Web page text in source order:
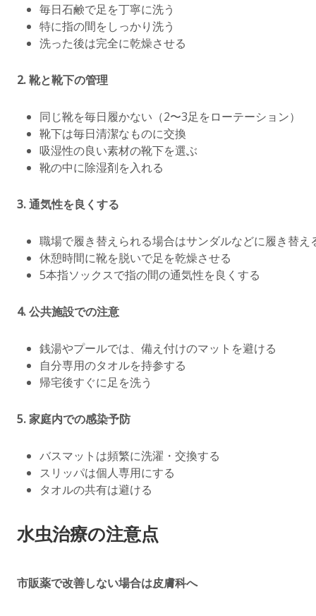
毎日石鹸で足を丁寧に洗う
特に指の間をしっかり洗う
洗った後は完全に乾燥させる
2.靴と靴下の管理
同じ靴を毎日履かない（2〜3足をローテーション）
靴下は毎日清潔なものに交換
吸湿性の良い素材の靴下を選ぶ
靴の中に除湿剤を入れる
3.通気性を良くする
職場で履き替えられる場合はサンダルなどに履き替え
休憩時間に靴を脱いで足を乾燥させる
5本指ソックスで指の間の通気性を良くする
4.公共施設での注意
銭湯やプールでは、備え付けのマットを避ける
自分専用のタオルを持参する
帰宅後すぐに足を洗う
5.家庭内での感染予防
バスマットは頻繁に洗濯・交換する
スリッパは個人専用にする
タオルの共有は避ける
水虫治療の注意点
市販薬で改善しない場合は皮膚科へ